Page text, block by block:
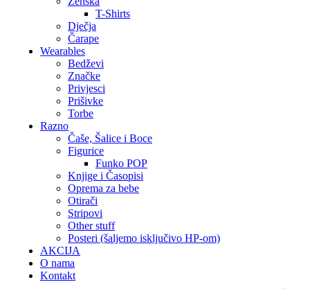
T-Shirts
Dječja
Čarape
Wearables
Bedževi
Značke
Privjesci
Prišivke
Torbe
Razno
Čaše, Šalice i Boce
Figurice
Funko POP
Knjige i Časopisi
Oprema za bebe
Otirači
Stripovi
Other stuff
Posteri (šaljemo isključivo HP-om)
AKCIJA
O nama
Kontakt